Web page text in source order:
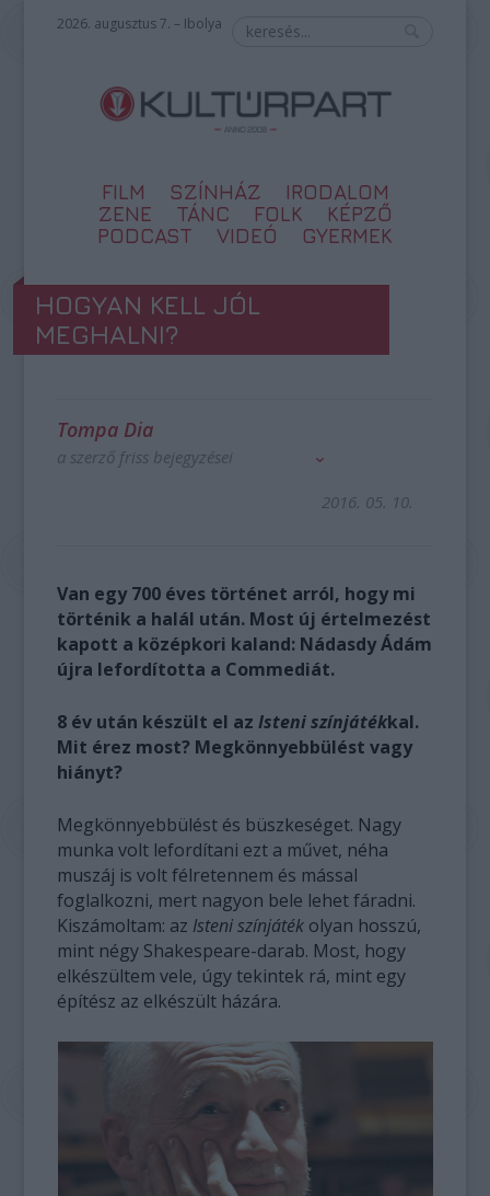
2026. augusztus 7. – Ibolya
FILM SZÍNHÁZ
IRODALOM
ZENE
TÁNC FOLK
KÉPZŐ
PODCAST
VIDEÓ GYERMEK
HOGYAN KELL JÓL
MEGHALNI?
Tompa Dia
a szerző friss bejegyzései
2016. 05. 10.
Van egy 700 éves történet arról, hogy mi
történik a halál után. Most új értelmezést
kapott a középkori kaland: Nádasdy Ádám
újra lefordította a Commediát.
8 év után készült el azIsteni színjátékkal.
Mit érez most? Megkönnyebbülést vagy
hiányt?
Megkönnyebbülést és büszkeséget. Nagy
munka volt lefordítani ezt a művet, néha
muszáj is volt félretennem és mással
foglalkozni, mert nagyon bele lehet fáradni.
Kiszámoltam: az Isteni színjáték olyan hosszú,
mint négy Shakespeare-darab. Most, hogy
elkészültem vele, úgy tekintek rá, mint egy
építész az elkészült házára.